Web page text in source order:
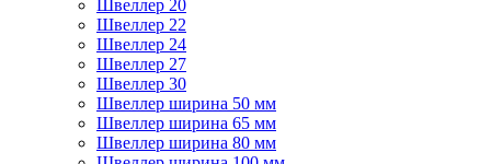
Швеллер 20
Швеллер 22
Швеллер 24
Швеллер 27
Швеллер 30
Швеллер ширина 50 мм
Швеллер ширина 65 мм
Швеллер ширина 80 мм